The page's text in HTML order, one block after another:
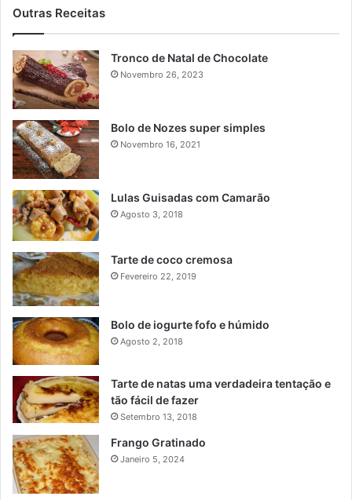
Outras Receitas
Tronco de Natal de Chocolate
Novembro 26, 2023
Bolo de Nozes super simples
Novembro 16, 2021
Lulas Guisadas com Camarão
Agosto 3, 2018
Tarte de coco cremosa
Fevereiro 22, 2019
Bolo de iogurte fofo e húmido
Agosto 2, 2018
Tarte de natas uma verdadeira tentação e
tão fácil de fazer
Setembro 13, 2018
Frango Gratinado
Janeiro 5, 2024